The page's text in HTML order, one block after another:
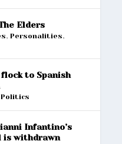
Elders
,Personalities,
to Spanish
Politics
Infantino’s
is withdrawn